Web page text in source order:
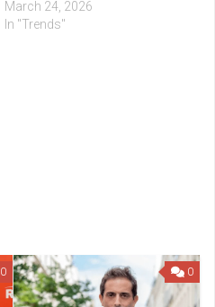
March 24, 2026
In "Trends"
0 0